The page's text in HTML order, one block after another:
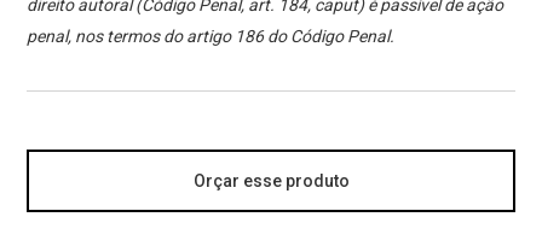
direito autoral (Código Penal, art. 184, caput) é passível de ação
penal, nos termos do artigo 186 do Código Penal.
Orçar esse produto